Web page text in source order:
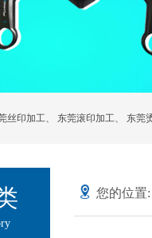
丝印加工、 东莞滚印加工、 东莞
您的位置: